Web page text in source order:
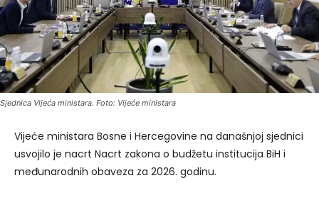
Sjednica Vijeća ministara. Foto: Vijeće ministara
Vijeće ministara Bosne i Hercegovine na današnjoj sjednici
usvojilo je nacrt Nacrt zakona o budžetu institucija BiH i
međunarodnih obaveza za 2026. godinu.